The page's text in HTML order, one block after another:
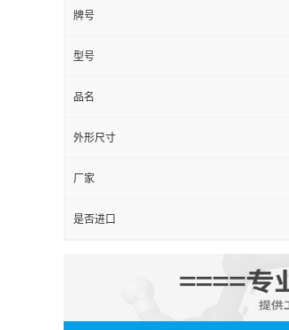
牌号
型号
品名
外形尺寸
厂家
是否进口